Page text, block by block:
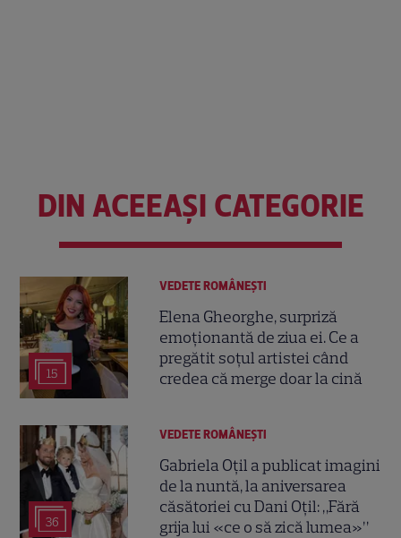
DIN ACEEAȘI CATEGORIE
15
VEDETE ROMÂNEŞTI
Elena Gheorghe, surpriză
emoționantă de ziua ei. Ce a
pregătit soțul artistei când
credea că merge doar la cină
36
VEDETE ROMÂNEŞTI
Gabriela Oțil a publicat imagini
de la nuntă, la aniversarea
căsătoriei cu Dani Oțil: „Fără
grija lui «ce o să zică lumea»”